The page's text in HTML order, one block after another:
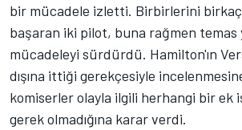
bir mücadele izletti. Birbirlerini
başaran iki pilot, buna rağmen temas
mücadeleyi sürdürdü. Hamilton'ın
dışına ittiği gerekçesiyle
komiserler olayla ilgili herhangi bir ek
gerek olmadığına karar verdi.